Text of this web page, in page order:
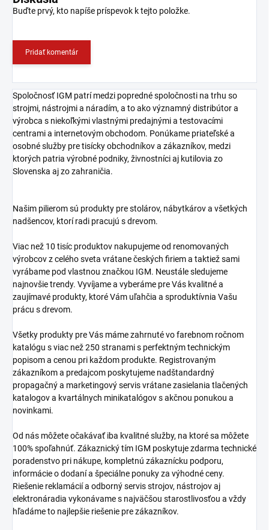
Buďte prvý, kto napíše príspevok k tejto položke.
Pridať komentár
Spoločnosť IGM patrí medzi popredné spoločnosti na trhu so
strojmi, nástrojmi a náradím, a to ako významný distribútor a
výrobca s niekoľkými vlastnými predajnými a testovacími
centrami a internetovým obchodom. Ponúkame priateľské a
osobné služby pre tisícky obchodníkov a zákazníkov, medzi
ktorých patria výrobné podniky, živnostníci aj kutilovia zo
Slovenska aj zo zahraničia.
Našim pilierom sú produkty pre stolárov, nábytkárov a všetkých
nadšencov, ktorí radi pracujú s drevom.
Viac než 10 tisíc produktov nakupujeme od renomovaných
výrobcov z celého sveta vrátane českých firiem a taktiež sami
vyrábame pod vlastnou značkou IGM. Neustále sledujeme
najnovšie trendy. Vyvíjame a vyberáme pre Vás kvalitné a
zaujímavé produkty, ktoré Vám uľahčia a sproduktívnia Vašu
prácu s drevom.
Všetky produkty pre Vás máme zahrnuté vo farebnom ročnom
katalógu s viac než 250 stranami s perfektným technickým
popisom a cenou pri každom produkte. Registrovaným
zákazníkom a predajcom poskytujeme nadštandardný
propagačný a marketingový servis vrátane zasielania tlačených
katalogov a kvartálnych minikatalógov s akčnou ponukou a
novinkami.
Od nás môžete očakávať iba kvalitné služby, na ktoré sa môžete
100% spoľahnúť. Zákaznický tím IGM poskytuje zdarma technické
poradenstvo pri nákupe, kompletnú zákaznícku podporu,
informácie o dodaní a špeciálne ponuky za výhodné ceny.
Riešenie reklamácií a odborný servis strojov, nástrojov aj
elektronáradia vykonávame s najväčšou starostlivosťou a vždy
hľadáme to najlepšie riešenie pre zákazníkov.